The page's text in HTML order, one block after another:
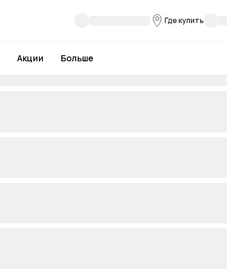
Где купить
Акции Больше